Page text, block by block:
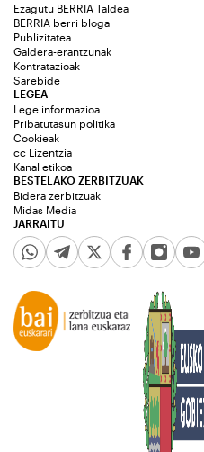
Ezagutu BERRIA Taldea
BERRIA berri bloga
Publizitatea
Galdera-erantzunak
Kontratazioak
Sarebide
JARRAITU
LEGEA
Lege informazioa
Pribatutasun politika
Cookieak
cc Lizentzia
Kanal etikoa
BESTELAKO ZERBITZUAK
Bidera zerbitzuak
Midas Media